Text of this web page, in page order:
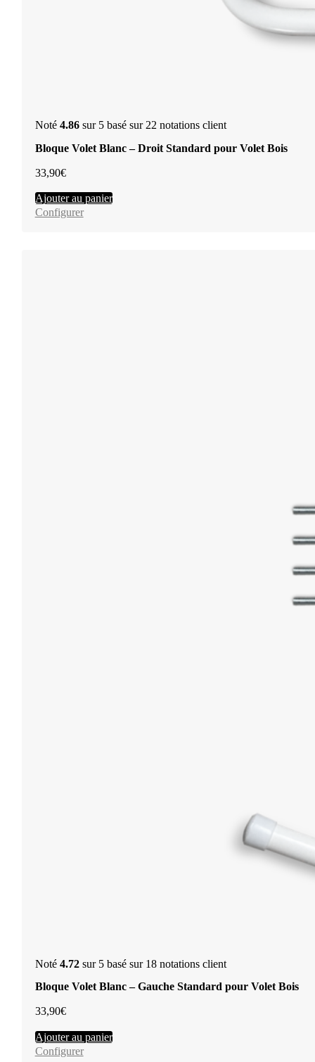
Noté 4.86sur 5 basé sur22notations client
Bloque Volet Blanc – Droit Standard pour Volet Bois
33,90€
Ajouter au panier
Configurer
Noté 4.72sur 5 basé sur 18notations client
Bloque Volet Blanc – Gauche Standard pour Volet Bois
33,90€
Ajouter au panier
Configurer